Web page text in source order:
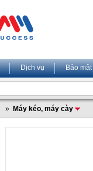
Dịch vụ Bảo mật
» Máy kéo, máy cày